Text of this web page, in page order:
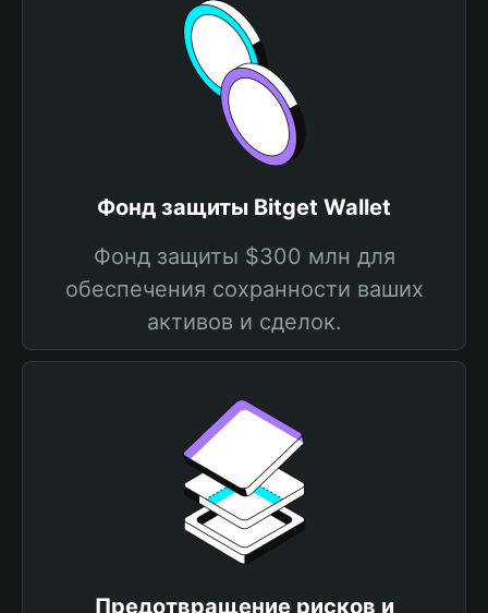
Фонд защиты Bitget Wallet
Фонд защиты $300 млн для
обеспечения сохранности ваших
активов и сделок.
Предотвращение рисков и